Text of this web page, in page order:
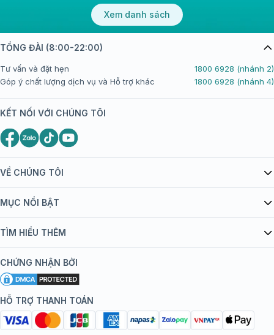
Xem danh sách
VỀ CHÚNG TÔI
Giới thiệu Tiêm Chủng FPT Long Châu
bán hàng
Chính sách nội dung
Chính sách bảo mật
Chính sách bảo mật dữ liệu cá nhân
Chính sách thanh toán
MỤC NỔI BẬT
Danh mục vắc xin
Đội ngũ bác sĩ, chuyên gia
Hệ thống trung tâm tiêm chủng
TÌM HIỂU THÊM
Khuyến mãi
Tôi nên tiêm gì?
Tiêm chủng đi nước ngoài
CHỨNG NHẬN BỞI
HỖ TRỢ THANH TOÁN
TỔNG ĐÀI (8:00-22:00)
Tư vấn và đặt hẹn
1800 6928 (nhánh 2)
Góp ý chất lượng dịch vụ và Hỗ trợ khác
1800 6928 (nhánh 4)
KẾT NỐI VỚI CHÚNG TÔI